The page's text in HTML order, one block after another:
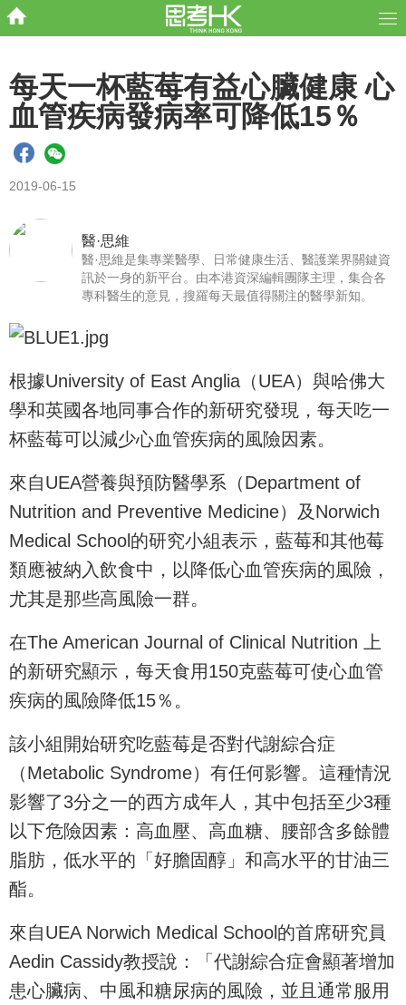
每天一杯藍莓有益心臟健康 心
血管疾病發病率可降低15％
2019-06-15
醫·思維
醫·思維是集專業醫學、日常健康生活、醫護業界關鍵資
訊於一身的新平台。由本港資深編輯團隊主理，集合各
專科醫生的意見，搜羅每天最值得關注的醫學新知。
根據University of East Anglia（UEA）與哈佛大
學和英國各地同事合作的新研究發現，每天吃一
杯藍莓可以減少心血管疾病的風險因素。
來自UEA營養與預防醫學系（Department of
Nutrition and Preventive Medicine）及Norwich
Medical School的研究小組表示，藍莓和其他莓
類應被納入飲食中，以降低心血管疾病的風險，
尤其是那些高風險一群。
在The American Journal of Clinical Nutrition 上
的新研究顯示，每天食用150克藍莓可使心血管
疾病的風險降低15％。
該小組開始研究吃藍莓是否對代謝綜合症
（Metabolic Syndrome）有任何影響。這種情況
影響了3分之一的西方成年人，其中包括至少3種
以下危險因素：高血壓、高血糖、腰部含多餘體
脂肪，低水平的「好膽固醇」和高水平的甘油三
酯。
來自UEA Norwich Medical School的首席研究員
Aedin Cassidy教授說：「代謝綜合症會顯著增加
患心臟病、中風和糖尿病的風險，並且通常服用